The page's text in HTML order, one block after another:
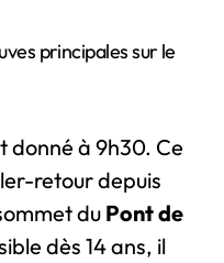
principales sur le
donné à 9h30. Ce
retour depuis
du Pont de
dès 14 ans, il